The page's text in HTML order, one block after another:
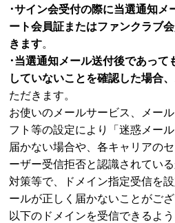
･サイン会受付の際に当選通知メ
ート会員証またはファンクラブ
きます。
･当選通知メール送付後であって
していないことを確認した場合
ただきます。
お使いのメールサービス、メー
フト等の設定により「迷惑メー
届かない場合や、各キャリアの
ーザー受信拒否と認識されてい
対策等で、ドメイン指定受信を
ールが正しく届かないことがござ
以下のドメインを受信できるよ